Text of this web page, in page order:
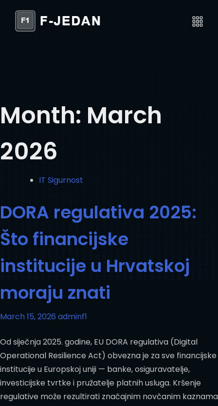
Month: March
2026
IT Sigurnost
DORA regulativa 2025:
Što financijske
institucije u Hrvatskoj
moraju znati
March 15, 2026 adminf1
Od siječnja 2025. godine, EU DORA regulativa (Digital
Operational Resilience Act) obvezna je za sve financijske
institucije u Europskoj uniji — banke, osiguravatelje,
investicijske tvrtke i pružatelje platnih usluga. Kršenje
regulative može rezultirati značajnim novčanim kaznama